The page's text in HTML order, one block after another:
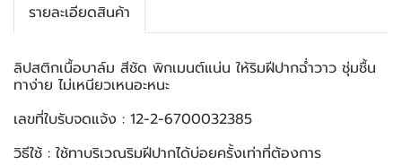
รายละเอียดสินค้า
ลิปสติกเนื้อบาล์ม สีชัด พิกเมนต์แน่น ให้ริมฝีปากฉ่ำวาว ชุ่มชื้น
ทาง่าย ไม่เหนียวเหนอะหนะ
เลขที่ใบรับจดแจ้ง : 12-2-6700032385
วิธีใช้ : ใช้ทาบริเวณริมฝีปากได้บ่อยครั้งเท่าที่ต้องการ